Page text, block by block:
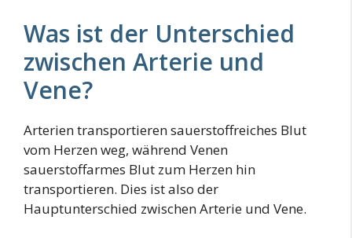
Was ist der Unterschied
zwischen Arterie und
Vene?
Arterien transportieren sauerstoffreiches Blut
vom Herzen weg, während Venen
sauerstoffarmes Blut zum Herzen hin
transportieren. Dies ist also der
Hauptunterschied zwischen Arterie und Vene.